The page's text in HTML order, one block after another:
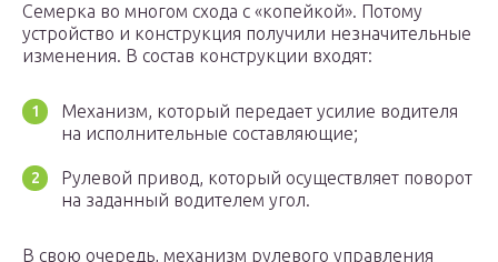
Семерка во многом схода с «копейкой». Потому
устройство и конструкция получили незначительные
изменения. В состав конструкции входят:
Механизм, который передает усилие водителя
на исполнительные составляющие;
Рулевой привод, который осуществляет поворот
на заданный водителем угол.
В свою очередь, механизм рулевого управления